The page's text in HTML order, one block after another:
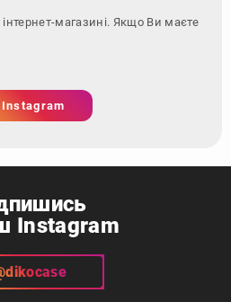
магазині. Якщо Ви маєте
Instagram
Instagram